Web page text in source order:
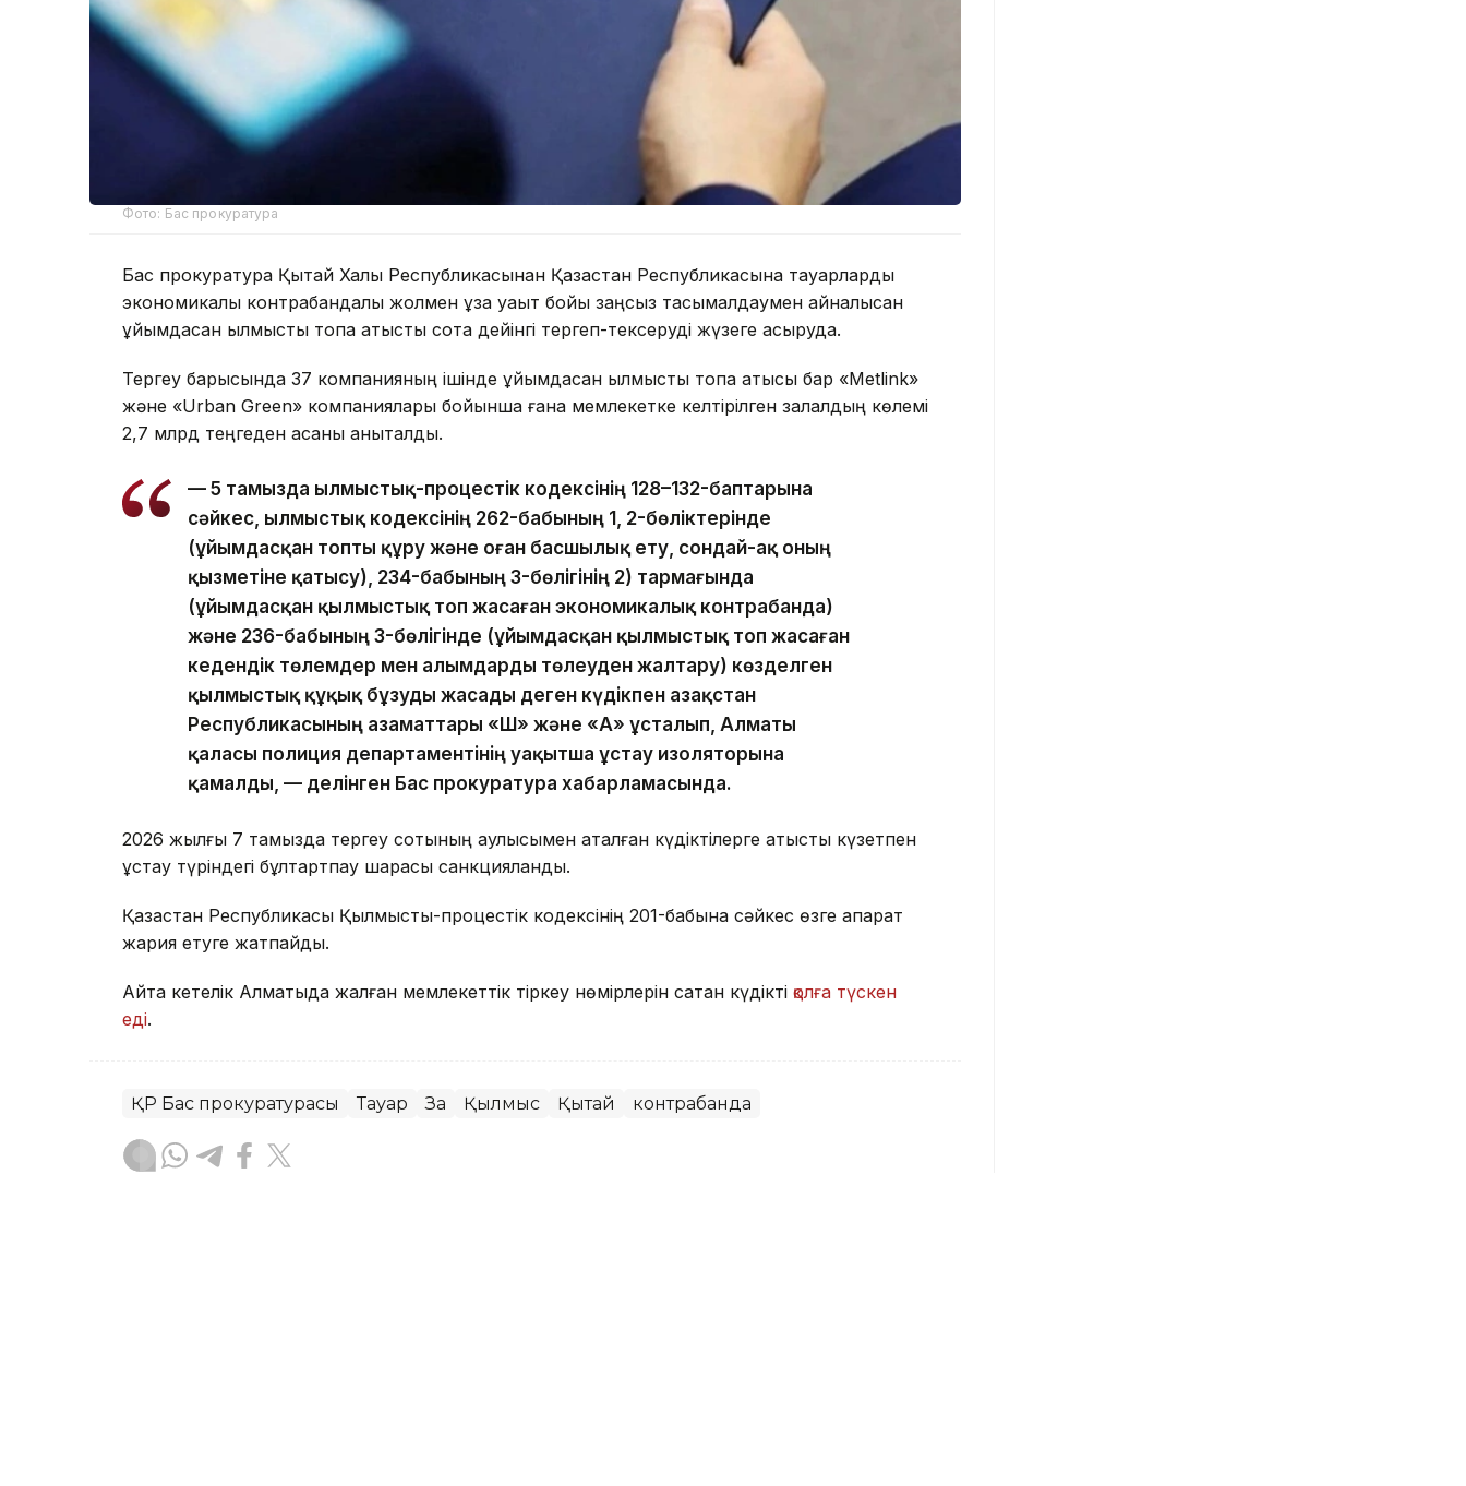
Фото: Бас прокуратура
Бас прокуратура Қытай Халық Республикасынан Қазақстан Республикасына тауарларды
экономикалық контрабандалық жолмен ұзақ уақыт бойы заңсыз тасымалдаумен айналысқан
ұйымдасқан қылмыстық топқа қатысты сотқа дейінгі тергеп-тексеруді жүзеге асыруда.
Тергеу барысында 37 компанияның ішінде ұйымдасқан қылмыстық топқа қатысы бар «Metlink»
және «Urban Green» компаниялары бойынша ғана мемлекетке келтірілген залалдың көлемі
2,7 млрд теңгеден асқаны анықталды.
— 5 тамызда Қылмыстық-процестік кодексінің 128–132-баптарына
сәйкес, Қылмыстық кодексінің 262-бабының 1, 2-бөліктерінде
(ұйымдасқан топты құру және оған басшылық ету, сондай-ақ оның
қызметіне қатысу), 234-бабының 3-бөлігінің 2) тармағында
(ұйымдасқан қылмыстық топ жасаған экономикалық контрабанда)
және 236-бабының 3-бөлігінде (ұйымдасқан қылмыстық топ жасаған
кедендік төлемдер мен алымдарды төлеуден жалтару) көзделген
қылмыстық құқық бұзуды жасады деген күдікпен Қазақстан
Республикасының азаматтары «Ш» және «А» ұсталып, Алматы
қаласы полиция департаментінің уақытша ұстау изоляторына
қамалды, — делінген Бас прокуратура хабарламасында.
2026 жылғы 7 тамызда тергеу сотының қаулысымен аталған күдіктілерге қатысты күзетпен
ұстау түріндегі бұлтартпау шарасы санкцияланды.
Қазақстан Республикасы Қылмыстық-процестік кодексінің 201-бабына сәйкес өзге ақпарат
жария етуге жатпайды.
Айта кетелік Алматыда жалған мемлекеттік тіркеу нөмірлерін сатқан күдікті қолға түскен
еді.
ҚР Бас прокуратурасы Тауар Заң Қылмыс Қытай контрабанда